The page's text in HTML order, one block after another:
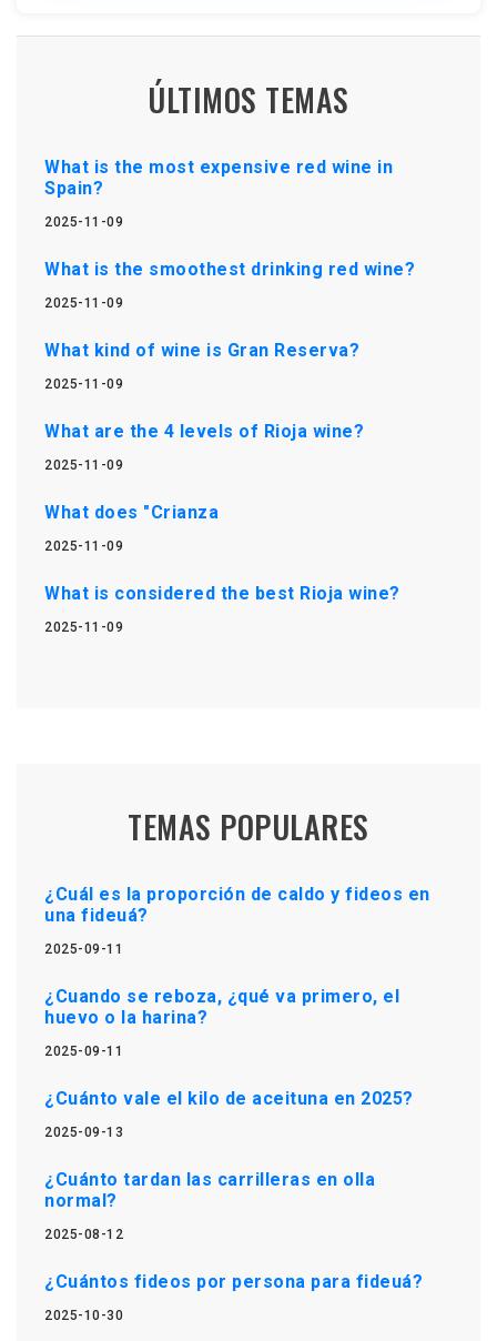
ÚLTIMOS TEMAS
What is the most expensive red wine in
Spain?
2025-11-09
What is the smoothest drinking red wine?
2025-11-09
What kind of wine is Gran Reserva?
2025-11-09
What are the 4 levels of Rioja wine?
2025-11-09
What does "Crianza
2025-11-09
What is considered the best Rioja wine?
2025-11-09
TEMAS POPULARES
¿Cuál es la proporción de caldo y fideos en
una fideuá?
2025-09-11
¿Cuando se reboza, ¿qué va primero, el
huevo o la harina?
2025-09-11
¿Cuánto vale el kilo de aceituna en 2025?
2025-09-13
¿Cuánto tardan las carrilleras en olla
normal?
2025-08-12
¿Cuántos fideos por persona para fideuá?
2025-10-30